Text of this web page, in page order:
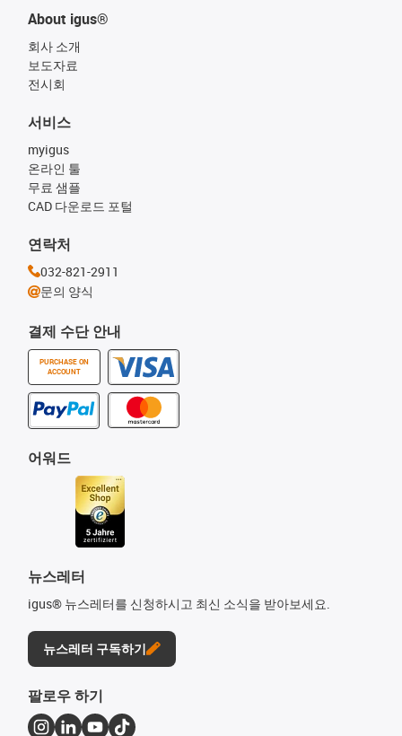
About igus®
회사 소개
보도자료
전시회
결제 수단 안내
PURCHASE ON
ACCOUNT
서비스
myigus
온라인 툴
무료 샘플
CAD 다운로드 포털
어워드
뉴스레터
igus® 뉴스레터를 신청하시고 최신 소식을 받아보세요.
뉴스레터 구독하기
연락처
032-821-2911
문의 양식
팔로우 하기